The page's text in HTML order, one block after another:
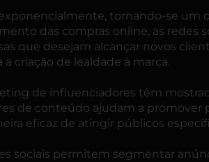
tornando-se um
das compras online, as redes
que desejam alcançar novos
criação de lealdade à marca.
de influenciadores têm
de conteúdo ajudam a promover
eficaz de atingir públicos
sociais permitem segmentar